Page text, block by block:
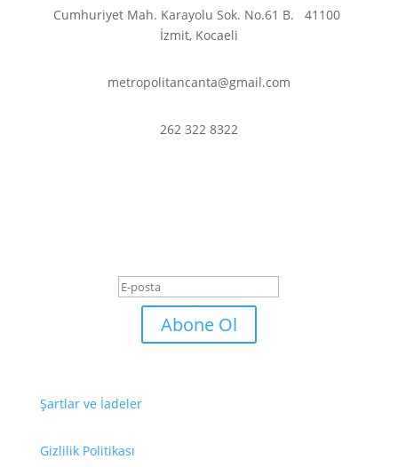
Cumhuriyet Mah. Karayolu Sok. No.61 B.41100
İzmit, Kocaeli
metropolitancanta@gmail.com
262 322 8322
Abone Ol
Şartlar ve İadeler
Gizlilik Politikası